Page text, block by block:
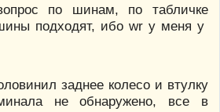
по шинам, по табличке
подходят, ибо wr у меня у
заднее колесо и втулку
не обнаружено, все в